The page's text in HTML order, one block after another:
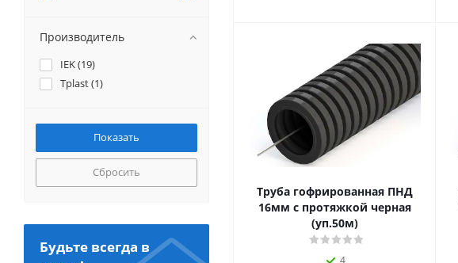
Труба гофрированная ПНД
16мм с протяжкой черная
(уп.50м)
4
Производитель
IEK (19)
Tplast (1)
Сбросить
Будьте всегда в